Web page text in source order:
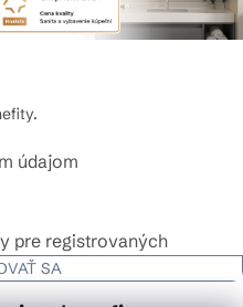
údajom
pre registrovaných
SA